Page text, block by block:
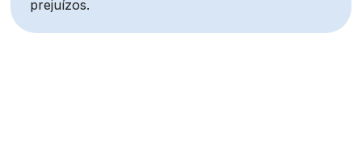
prejuízos.